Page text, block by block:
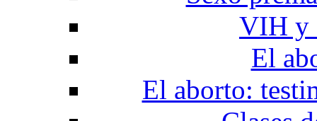
VIH y
El
El aborto: